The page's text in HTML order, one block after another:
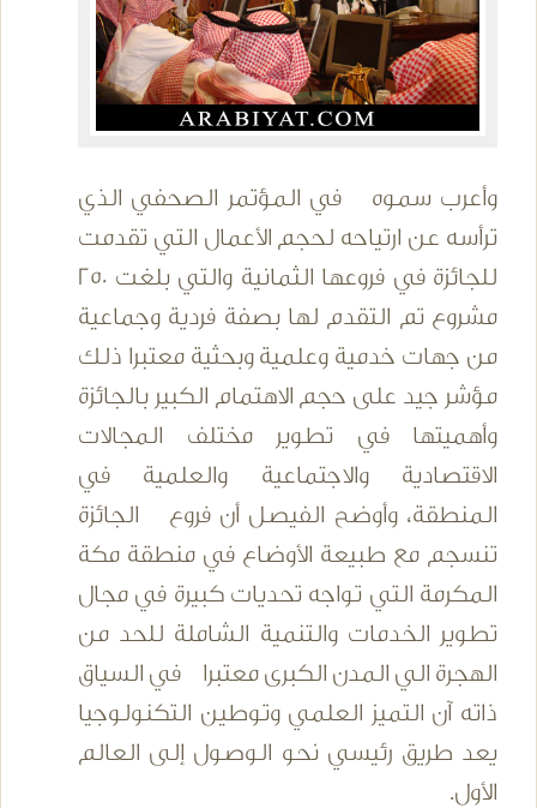
وأعرب سموه في المؤتمر الصحفي الذي
ترأسه عن ارتياحه لحجم الأعمال التي تقدمت
للجائزة في فروعها الثمانية والتي بلغت 250
مشروع تم التقدم لها بصفة فردية وجماعية
من جهات خدمية وعلمية وبحثية معتبرا ذلك
مؤشر جيد على حجم الاهتمام الكبير بالجائزة
وأهميتها في تطوير مختلف المجالات
الاقتصادية والاجتماعية والعلمية في
المنطقة، وأوضح الفيصل أن فروع الجائزة
تنسجم مع طبيعة الأوضاع في منطقة مكة
المكرمة التي تواجه تحديات كبيرة في مجال
تطوير الخدمات والتنمية الشاملة للحد من
الهجرة الي المدن الكبرى معتبرا في السياق
ذاته آن التميز العلمي وتوطين التكنولوجيا
يعد طريق رئيسي نحو الوصول إلى العالم
الأول.